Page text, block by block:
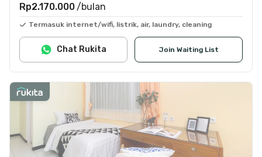
Rp2.170.000 /bulan
Termasuk internet/wifi, listrik, air, laundry, cleaning
Join Waiting List
Chat Rukita